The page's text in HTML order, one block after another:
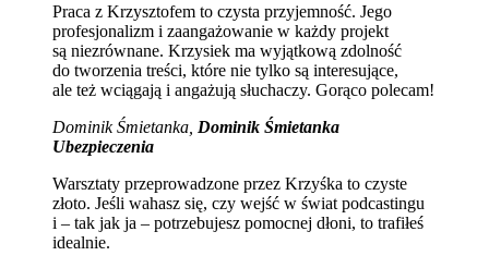
Praca z Krzysztofem to czysta przyjemność. Jego
profesjonalizm i zaangażowanie w każdy projekt
są niezrównane. Krzysiek ma wyjątkową zdolność
do tworzenia treści, które nie tylko są interesujące,
ale też wciągają i angażują słuchaczy. Gorąco polecam!
Dominik Śmietanka, Dominik Śmietanka
Ubezpieczenia
Warsztaty przeprowadzone przez Krzyśka to czyste
złoto. Jeśli wahasz się, czy wejść w świat podcastingu
i – tak jak ja – potrzebujesz pomocnej dłoni, to trafiłeś
idealnie.